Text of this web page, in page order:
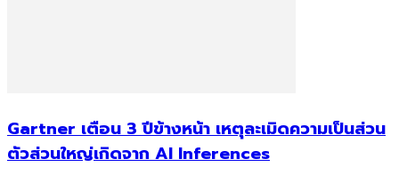
Gartner เตือน 3 ปีข้างหน้า เหตุละเมิดความเป็นส่วน
ตัวส่วนใหญ่เกิดจาก AI Inferences